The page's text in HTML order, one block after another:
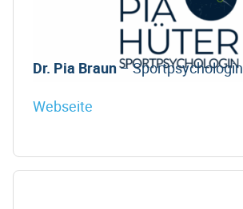
Dr. Pia Braun– Sportpsychologin
Webseite